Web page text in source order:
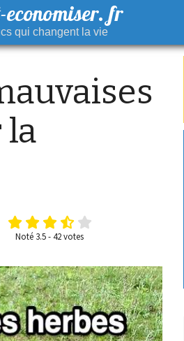
economiser. fr
qui changent la vie
la
Noté 3.5-42votes